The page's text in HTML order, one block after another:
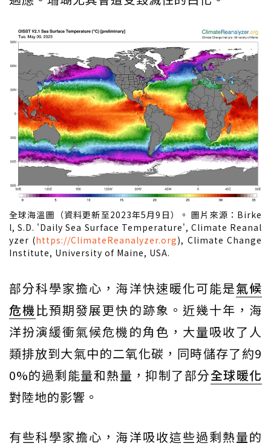
全球海溫圖（資料更新至2023年5月9日）。 圖片來源：Birke
l, S.D. 'Daily Sea Surface Temperature', Climate Reanal
yzer (https://ClimateReanalyzer.org), Climate Change
Institute, University of Maine, USA.
部分科學家擔心，海洋快速暖化可能是氣候
危機比預期發展更快的跡象。近幾十年，海
洋扮演緩衝氣候危機的角色，大量吸收了人
類排放到大氣中的二氧化碳，同時儲存了約9
0%的過剩能量和熱量，抑制了部分全球暖化
對陸地的影響。
有些科學家擔心，海洋吸收這些過剩熱量的